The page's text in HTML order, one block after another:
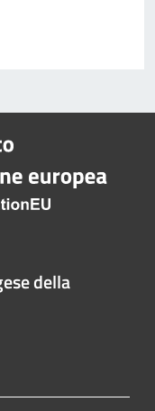
della